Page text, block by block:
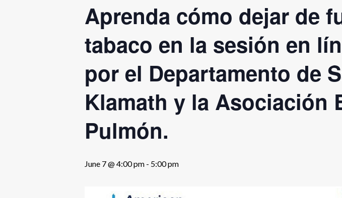
Aprenda cómo dejar de
tabaco en la sesión en
por el Departamento de
Klamath y la Asociación
Pulmón.
June 7 @ 4:00 pm - 5:00 pm